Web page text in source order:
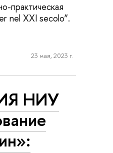
практическая
nel XXI secolo”.
23 мая, 2023 г.
НИУ